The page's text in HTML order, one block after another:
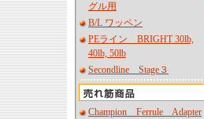
グル用
B/L ワッペン
PEライン BRIGHT 30lb,
40lb, 50lb
Secondline Stage３
Champion Ferrule Adapter